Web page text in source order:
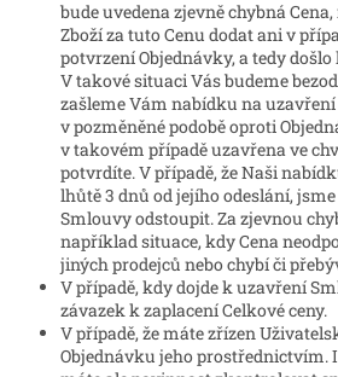
bude uvedena zjevně chybná
Zboží za tuto Cenu dodat ani v
potvrzení Objednávky, a tedy
V takové situaci Vás budeme
zašleme Vám nabídku na
v pozměněné podobě oproti
v takovém případě uzavřena ve
potvrdíte. V případě, že Naši
lhůtě 3 dnů od jejího odeslání,
Smlouvy odstoupit. Za zjevnou
například situace, kdy Cena
jiných prodejců nebo chybí či
V případě, kdy dojde k uzavření
závazek k zaplacení Celkové ceny.
V případě, že máte zřízen
Objednávku jeho prostřednictvím.